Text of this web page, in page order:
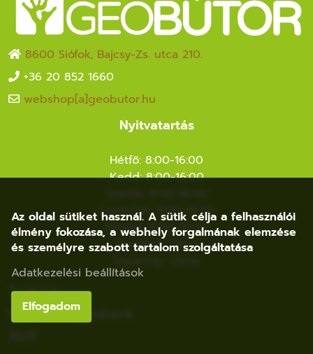
8600 Siófok, Bajcsy-Zs. utca 210.
+36 20 852 1660
webshop[a]geobutor.hu
Nyitvatartás
Hétfő: 8:00-16:00
Kedd: 8:00-16:00
Csütörtök: 8:00-16:00
Péntek: 8:00-16:00
Szombat: Zárva
Tudástár
Nyertes Pályázataink
Az oldal sütiket használ. A sütik célja a felhasználói
élmény fokozása, a webhely forgalmának elemzése
és személyre szabott tartalom szolgáltatása
Adatkezelési beállítások
Elfogadom